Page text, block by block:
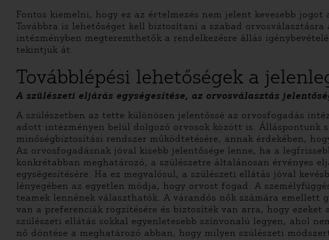
Fontos kiemelni, hogy ez az értelmezés nem jelent kevesebb
Továbbra is lehetőséget kell biztosítani a szabad
intézményben megteremthetők a rendelkezésre állás
tekintjük át.
Továbblépési lehetőségek a
A szülészeti eljárás egységesítése, az orvosválasztás
A szülészetben az tette különösen jelentőssé az orvosfogadás
adott intézményen belül dolgozó orvosok között is. Álláspontunk
minőségbiztosítási rendszer működtetésére, annak érdekében,
Az orvosfogadásnak jóval kisebb jelentősége lenne, ha a
konkrétabban meghatározó, a szülészetre általánosan érvényes
egységesítésére. Ha ez megvalósul, a szülészeti ellátás jóval
lényegében az egyetlen módja, hogy orvost fogad. A
teamek lennének választhatók. A várandós nők számára
van a preferenciák rögzítésére és biztosíték van arra, hogy
szülészeti ellátás sokkal egyenletesebb színvonalú legyen, ahol
nő döntése a meghatározó abban, hogy milyen szülészeti